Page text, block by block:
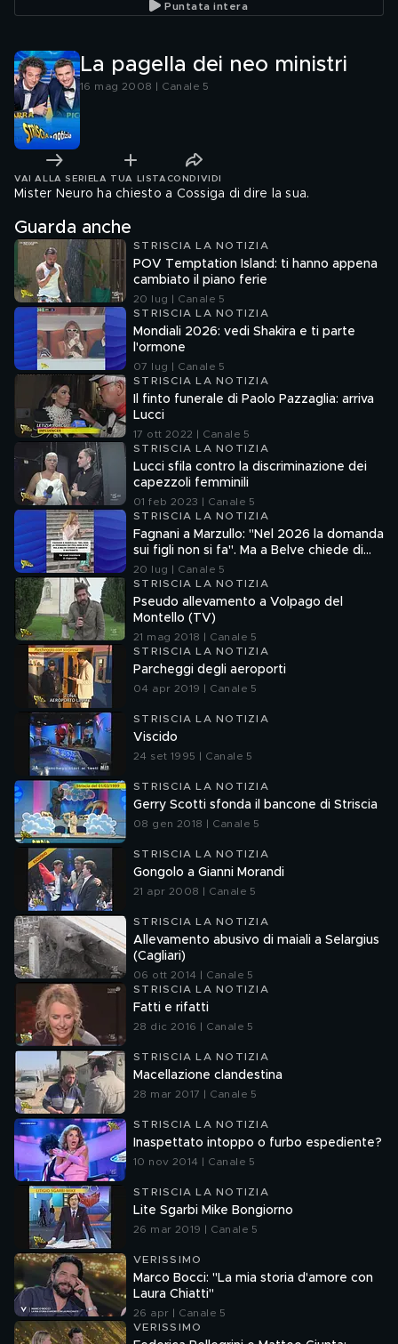
Puntata intera
La pagella dei neo ministri
16 mag 2008 | Canale 5
VAI ALLA SERIE LA TUA LISTA CONDIVIDI
Mister Neuro ha chiesto a Cossiga di dire la sua.
Guarda anche
STRISCIA LA NOTIZIA
POV Temptation Island: ti hanno appena
cambiato il piano ferie
20 lug | Canale 5
STRISCIA LA NOTIZIA
Mondiali 2026: vedi Shakira e ti parte
l'ormone
07 lug | Canale 5
STRISCIA LA NOTIZIA
Il finto funerale di Paolo Pazzaglia: arriva
Lucci
17 ott 2022 | Canale 5
STRISCIA LA NOTIZIA
Lucci sfila contro la discriminazione dei
capezzoli femminili
01 feb 2023 | Canale 5
STRISCIA LA NOTIZIA
Fagnani a Marzullo: "Nel 2026 la domanda
sui figli non si fa". Ma a Belve chiede di
aborto e maternità
20 lug | Canale 5
STRISCIA LA NOTIZIA
Pseudo allevamento a Volpago del
Montello (TV)
21 mag 2018 | Canale 5
STRISCIA LA NOTIZIA
Parcheggi degli aeroporti
04 apr 2019 | Canale 5
STRISCIA LA NOTIZIA
Viscido
24 set 1995 | Canale 5
STRISCIA LA NOTIZIA
Gerry Scotti sfonda il bancone di Striscia
08 gen 2018 | Canale 5
STRISCIA LA NOTIZIA
Gongolo a Gianni Morandi
21 apr 2008 | Canale 5
STRISCIA LA NOTIZIA
Allevamento abusivo di maiali a Selargius
(Cagliari)
06 ott 2014 | Canale 5
STRISCIA LA NOTIZIA
Fatti e rifatti
28 dic 2016 | Canale 5
STRISCIA LA NOTIZIA
Macellazione clandestina
28 mar 2017 | Canale 5
STRISCIA LA NOTIZIA
Inaspettato intoppo o furbo espediente?
10 nov 2014 | Canale 5
STRISCIA LA NOTIZIA
Lite Sgarbi Mike Bongiorno
26 mar 2019 | Canale 5
VERISSIMO
Marco Bocci: "La mia storia d'amore con
Laura Chiatti"
26 apr | Canale 5
VERISSIMO